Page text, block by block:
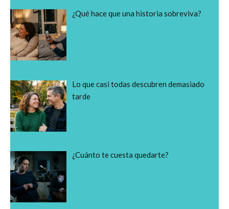
¿Qué hace que una historia sobreviva?
Lo que casi todas descubren demasiado
tarde
¿Cuánto te cuesta quedarte?